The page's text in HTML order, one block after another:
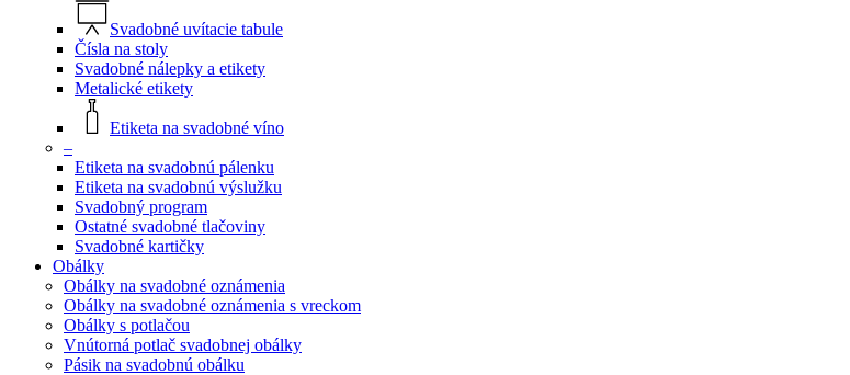
Svadobné uvítacie tabule
Čísla na stoly
Svadobné nálepky a etikety
Metalické etikety
Etiketa na svadobné víno
–
Etiketa na svadobnú pálenku
Etiketa na svadobnú výslužku
Svadobný program
Ostatné svadobné tlačoviny
Svadobné kartičky
Obálky
Obálky na svadobné oznámenia
Obálky na svadobné oznámenia s vreckom
Obálky s potlačou
Vnútorná potlač svadobnej obálky
Pásik na svadobnú obálku